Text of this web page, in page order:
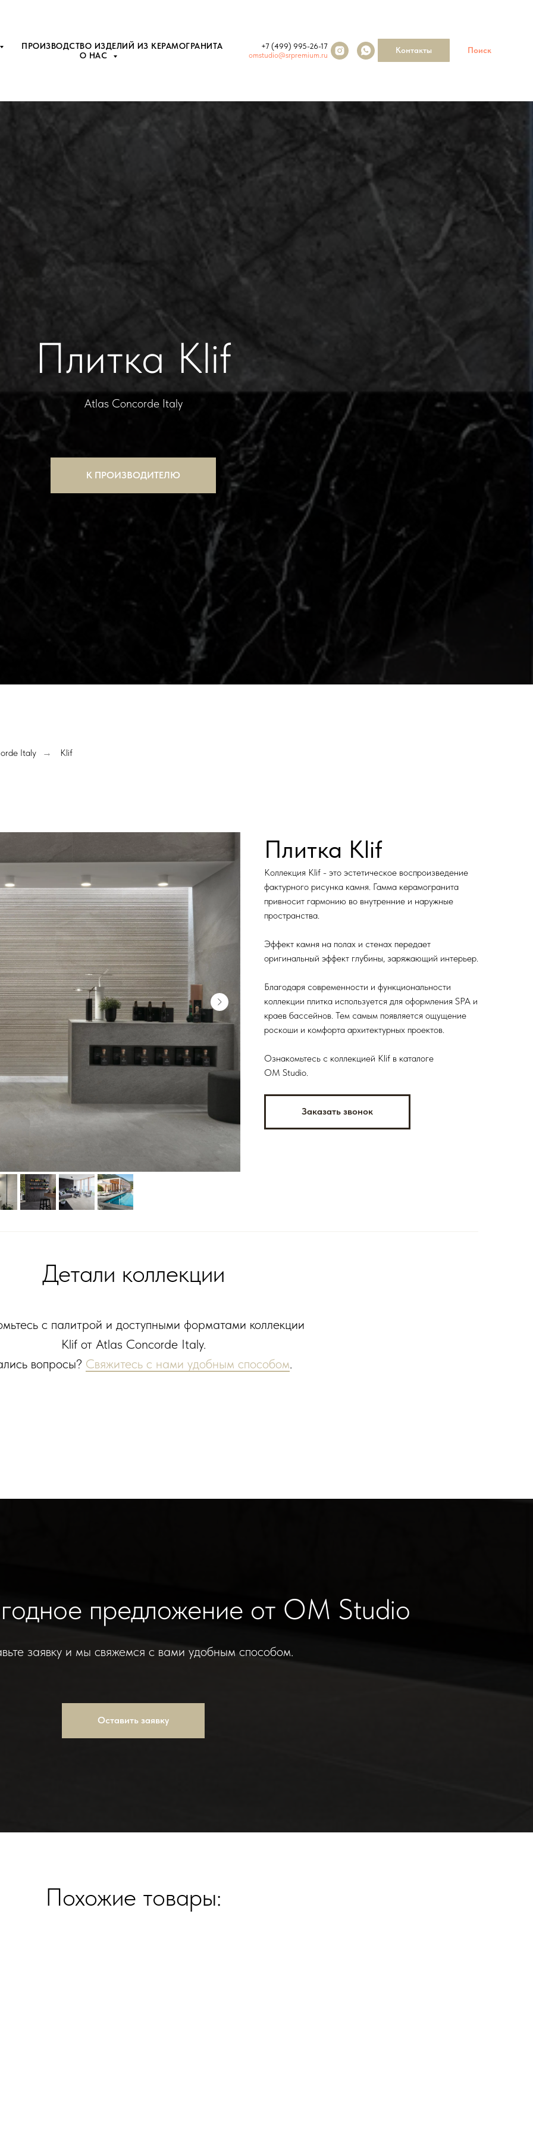
ПРОИЗВОДСТВО ИЗДЕЛИЙ ИЗ КЕРАМОГРАНИТА
О НАС
+7 (499) 995-26-17
omstudio@srpremium.ru
Контакты Поиск
Плитка Klif
Atlas Concorde Italy
К ПРОИЗВОДИТЕЛЮ
Italy → Klif
Плитка Klif
Коллекция Klif - это эстетическое воспроизведение
фактурного рисунка камня. Гамма керамогранита
привносит гармонию во внутренние и наружные
пространства.
Эффект камня на полах и стенах передает
оригинальный эффект глубины, заряжающий интерьер.
Благодаря современности и функциональности
коллекции плитка используется для оформления SPA и
краев бассейнов. Тем самым появляется ощущение
роскоши и комфорта архитектурных проектов.
Ознакомьтесь с коллекцией Klif в каталоге
OM Studio.
Заказать звонок
Детали коллекции
с палитрой и доступными форматами коллекции
Klif от Atlas Concorde Italy.
вопросы? Свяжитесь с нами удобным способом.
предложение от OM Studio
заявку и мы свяжемся с вами удобным способом.
Оставить заявку
Похожие товары: